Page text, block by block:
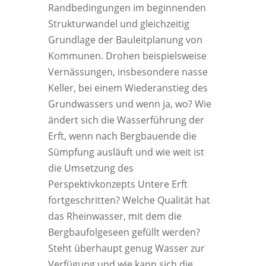
Randbedingungen im beginnenden
Strukturwandel und gleichzeitig
Grundlage der Bauleitplanung von
Kommunen. Drohen beispielsweise
Vernässungen, insbesondere nasse
Keller, bei einem Wiederanstieg des
Grundwassers und wenn ja, wo? Wie
ändert sich die Wasserführung der
Erft, wenn nach Bergbauende die
Sümpfung ausläuft und wie weit ist
die Umsetzung des
Perspektivkonzepts Untere Erft
fortgeschritten? Welche Qualität hat
das Rheinwasser, mit dem die
Bergbaufolgeseen gefüllt werden?
Steht überhaupt genug Wasser zur